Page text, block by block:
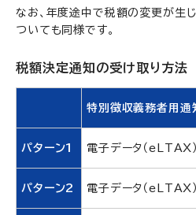
なお、年度途中で税額の変更が生
ついても同様です。
税額決定通知の受け取り方法
特別徴収義務者用通
パターン1 電子データ（eLTAX）
パターン2 電子データ（eLTAX）